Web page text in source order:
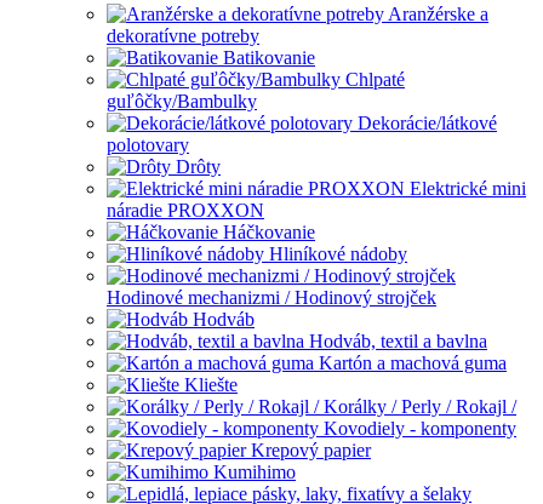
Aranžérske a
dekoratívne potreby
Batikovanie
Chlpaté
guľôčky/Bambulky
Dekorácie/látkové
polotovary
Drôty
Elektrické mini
náradie PROXXON
Háčkovanie
Hliníkové nádoby
Hodinové mechanizmi / Hodinový strojček
Hodváb
Hodváb, textil a bavlna
Kartón a machová guma
Kliešte
Korálky / Perly / Rokajl /
Kovodiely - komponenty
Krepový papier
Kumihimo